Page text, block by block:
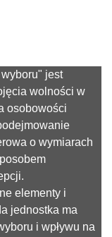
jest
wolności w
osobowości
o wymiarach
elementy i
jednostka ma
i wpływu na